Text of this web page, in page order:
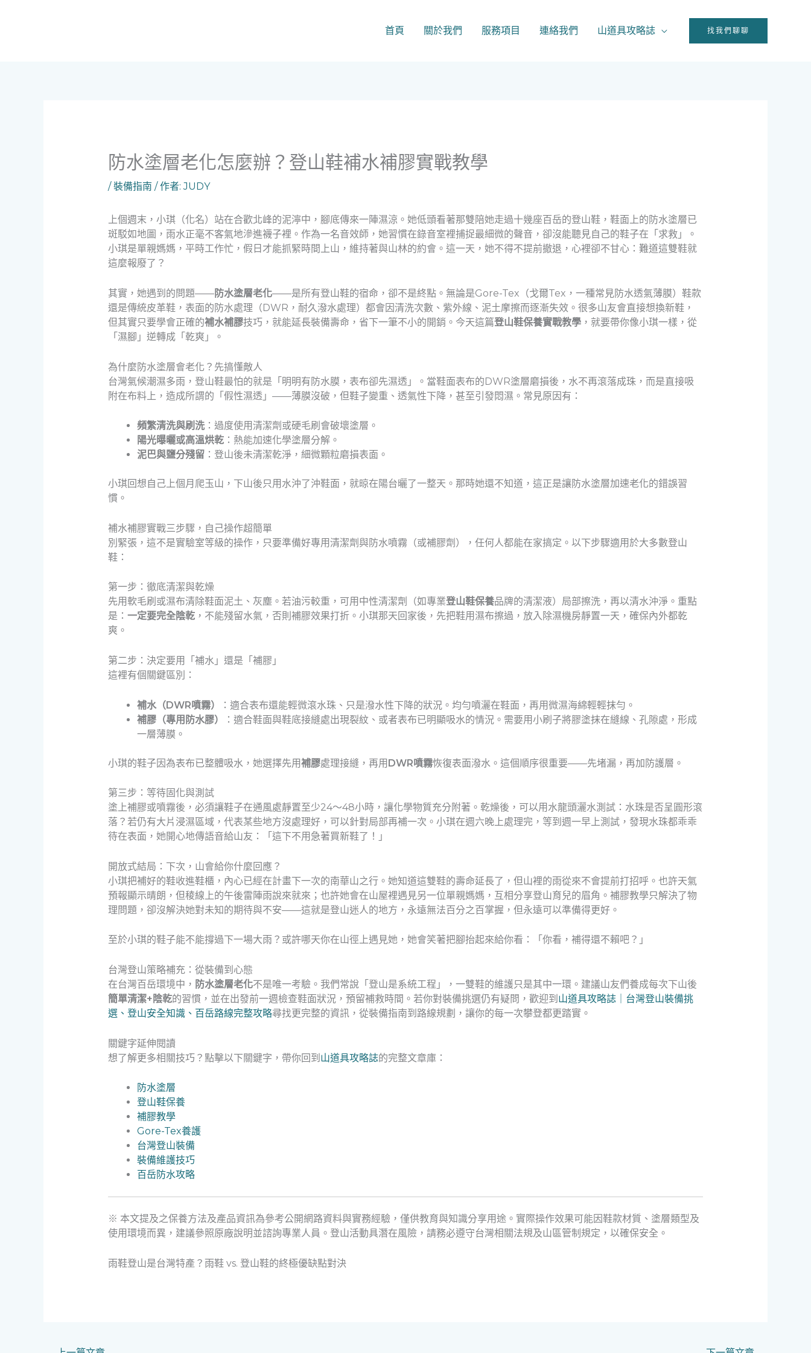
首頁 關於我們 服務項目 連絡我們 山道具攻略誌 找我們聊聊
防水塗層老化怎麼辦？登山鞋補水補膠實戰教學
/裝備指南 / 作者:JUDY
上個週末，小琪（化名）站在合歡北峰的泥濘中，腳底傳來一陣濕涼。她低頭看著那雙陪她走過十幾座百岳的登山鞋，鞋面上的防水塗層已
斑駁如地圖，雨水正毫不客氣地滲進襪子裡。作為一名音效師，她習慣在錄音室裡捕捉最細微的聲音，卻沒能聽見自己的鞋子在「求救」。
小琪是單親媽媽，平時工作忙，假日才能抓緊時間上山，維持著與山林的約會。這一天，她不得不提前撤退，心裡卻不甘心：難道這雙鞋就
這麼報廢了？
其實，她遇到的問題——防水塗層老化——是所有登山鞋的宿命，卻不是終點。無論是Gore-Tex（戈爾Tex，一種常見防水透氣薄膜）鞋款
還是傳統皮革鞋，表面的防水處理（DWR，耐久潑水處理）都會因清洗次數、紫外線、泥土摩擦而逐漸失效。很多山友會直接想換新鞋，
但其實只要學會正確的補水補膠技巧，就能延長裝備壽命，省下一筆不小的開銷。今天這篇登山鞋保養實戰教學，就要帶你像小琪一樣，從
「濕腳」逆轉成「乾爽」。
為什麼防水塗層會老化？先搞懂敵人
台灣氣候潮濕多雨，登山鞋最怕的就是「明明有防水膜，表布卻先濕透」。當鞋面表布的DWR塗層磨損後，水不再滾落成珠，而是直接吸
附在布料上，造成所謂的「假性濕透」——薄膜沒破，但鞋子變重、透氣性下降，甚至引發悶濕。常見原因有：
頻繁清洗與刷洗：過度使用清潔劑或硬毛刷會破壞塗層。
陽光曝曬或高溫烘乾：熱能加速化學塗層分解。
泥巴與鹽分殘留：登山後未清潔乾淨，細微顆粒磨損表面。
小琪回想自己上個月爬玉山，下山後只用水沖了沖鞋面，就晾在陽台曬了一整天。那時她還不知道，這正是讓防水塗層加速老化的錯誤習
慣。
補水補膠實戰三步驟，自己操作超簡單
別緊張，這不是實驗室等級的操作，只要準備好專用清潔劑與防水噴霧（或補膠劑），任何人都能在家搞定。以下步驟適用於大多數登山
鞋：
第一步：徹底清潔與乾燥
先用軟毛刷或濕布清除鞋面泥土、灰塵。若油污較重，可用中性清潔劑（如專業登山鞋保養品牌的清潔液）局部擦洗，再以清水沖淨。重點
是： 一定要完全陰乾，不能殘留水氣，否則補膠效果打折。小琪那天回家後，先把鞋用濕布擦過，放入除濕機房靜置一天，確保內外都乾
爽。
第二步：決定要用「補水」還是「補膠」
這裡有個關鍵區別：
補水（DWR噴霧）
：適合表布還能輕微滾水珠、只是潑水性下降的狀況。均勻噴灑在鞋面，再用微濕海綿輕輕抹勻。
補膠（專用防水膠）
：適合鞋面與鞋底接縫處出現裂紋、或者表布已明顯吸水的情況。需要用小刷子將膠塗抹在縫線、孔隙處，形成
一層薄膜。
小琪的鞋子因為表布已整體吸水，她選擇先用補膠處理接縫，再用 DWR噴霧恢復表面潑水。這個順序很重要——先堵漏，再加防護層。
第三步：等待固化與測試
塗上補膠或噴霧後，必須讓鞋子在通風處靜置至少24～48小時，讓化學物質充分附著。乾燥後，可以用水龍頭灑水測試：水珠是否呈圓形滾
落？若仍有大片浸濕區域，代表某些地方沒處理好，可以針對局部再補一次。小琪在週六晚上處理完，等到週一早上測試，發現水珠都乖乖
待在表面，她開心地傳語音給山友：「這下不用急著買新鞋了！」
開放式結局：下次，山會給你什麼回應？
小琪把補好的鞋收進鞋櫃，內心已經在計畫下一次的南華山之行。她知道這雙鞋的壽命延長了，但山裡的雨從來不會提前打招呼。也許天氣
預報顯示晴朗，但稜線上的午後雷陣雨說來就來；也許她會在山屋裡遇見另一位單親媽媽，互相分享登山育兒的眉角。補膠教學只解決了物
理問題，卻沒解決她對未知的期待與不安——這就是登山迷人的地方，永遠無法百分之百掌握，但永遠可以準備得更好。
至於小琪的鞋子能不能撐過下一場大雨？或許哪天你在山徑上遇見她，她會笑著把腳抬起來給你看：「你看，補得還不賴吧？」
台灣登山策略補充：從裝備到心態
在台灣百岳環境中， 防水塗層老化不是唯一考驗。我們常說「登山是系統工程」，一雙鞋的維護只是其中一環。建議山友們養成每次下山後
簡單清潔+陰乾的習慣，並在出發前一週檢查鞋面狀況，預留補救時間。若你對裝備挑選仍有疑問，歡迎到 山道具攻略誌｜台灣登山裝備挑
選、登山安全知識、百岳路線完整攻略尋找更完整的資訊，從裝備指南到路線規劃，讓你的每一次攀登都更踏實。
關鍵字延伸閱讀
想了解更多相關技巧？點擊以下關鍵字，帶你回到 山道具攻略誌的完整文章庫：
防水塗層
登山鞋保養
補膠教學
Gore-Tex養護
台灣登山裝備
裝備維護技巧
百岳防水攻略
※ 本文提及之保養方法及產品資訊為參考公開網路資料與實務經驗，僅供教育與知識分享用途。實際操作效果可能因鞋款材質、塗層類型及
使用環境而異，建議參照原廠說明並諮詢專業人員。登山活動具潛在風險，請務必遵守台灣相關法規及山區管制規定，以確保安全。
雨鞋登山是台灣特產？雨鞋 vs. 登山鞋的終極優缺點對決